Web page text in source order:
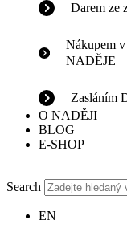
Darem ze
Nákupem v
NADĚJE
Zasláním
O NADĚJI
BLOG
E-SHOP
Search
EN